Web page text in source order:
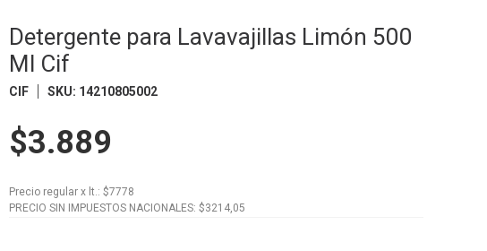
Detergente para Lavavajillas Limón 500
Ml Cif
CIF SKU: 14210805002
$3.889
Precio regular x lt.: $7778
PRECIO SIN IMPUESTOS NACIONALES: $3214,05